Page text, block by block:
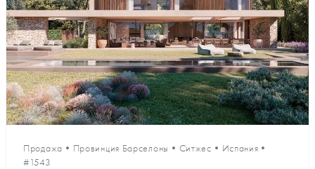
Продажа • Провинция Барселоны • Ситжес • Испания •
#1543